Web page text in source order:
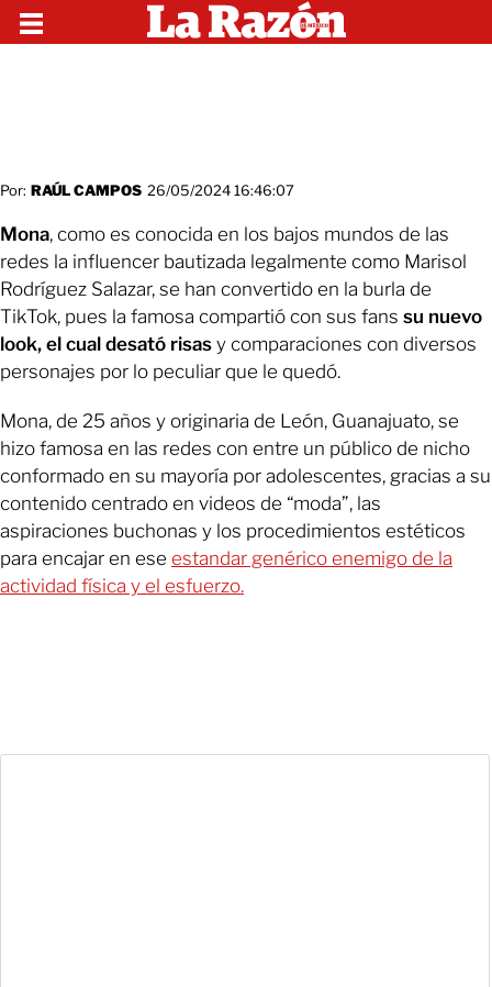
Por: RAÚL CAMPOS 26/05/2024 16:46:07
Mona, como es conocida en los bajos mundos de las
redes la influencer bautizada legalmente como Marisol
Rodríguez Salazar, se han convertido en la burla de
TikTok, pues la famosa compartió con sus fans su nuevo
look, el cual desató risas y comparaciones con diversos
personajes por lo peculiar que le quedó.
Mona, de 25 años y originaria de León, Guanajuato, se
hizo famosa en las redes con entre un público de nicho
conformado en su mayoría por adolescentes, gracias a su
contenido centrado en videos de “moda”, las
aspiraciones buchonas y los procedimientos estéticos
para encajar en ese estandar genérico enemigo de la
actividad física y el esfuerzo.